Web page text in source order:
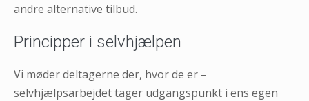
andre alternative tilbud.
Principper i selvhjælpen
Vi møder deltagerne der, hvor de er –
selvhjælpsarbejdet tager udgangspunkt i ens egen